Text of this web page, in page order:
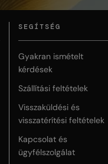
SEGÍTSÉG
Gyakran ismételt
kérdések
Szállítási feltételek
Visszaküldési és
visszatérítési feltételek
Kapcsolat és
ügyfélszolgálat